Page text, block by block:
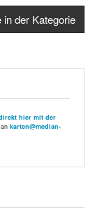
hier mit der
karten@median-